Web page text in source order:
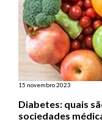
15 novembro 2023
Diabetes: quais
sociedades